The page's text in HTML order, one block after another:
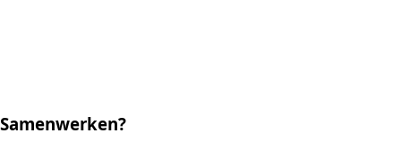
Samenwerken?